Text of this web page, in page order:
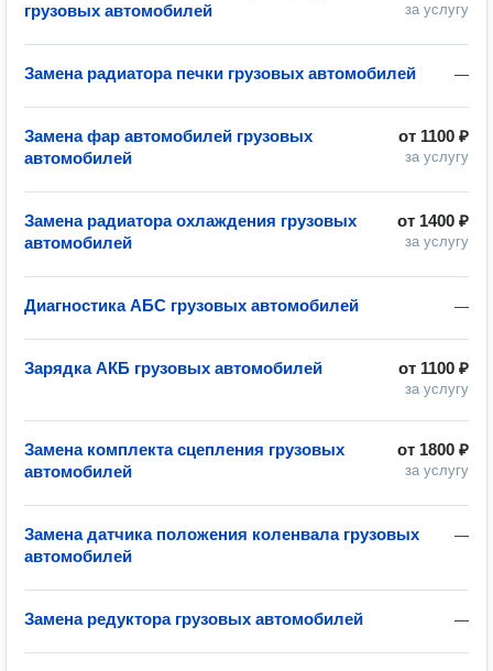
за услугу
грузовых автомобилей
—
Замена радиатора печки грузовых автомобилей
от 1100 ₽
за услугу
Замена фар автомобилей грузовых
автомобилей
от 1400 ₽
за услугу
Замена радиатора охлаждения грузовых
автомобилей
—
Диагностика АБС грузовых автомобилей
от 1100 ₽
за услугу
Зарядка АКБ грузовых автомобилей
от 1800 ₽
за услугу
Замена комплекта сцепления грузовых
автомобилей
—
Замена датчика положения коленвала грузовых
автомобилей
—
Замена редуктора грузовых автомобилей